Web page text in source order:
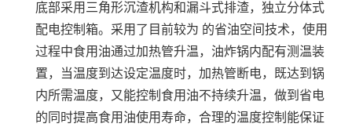
底部采用三角形沉渣机构和漏斗式排渣，独立分体式
配电控制箱。采用了目前较为 的省油空间技术，使用
过程中食用油通过加热管升温，油炸锅内配有测温装
置，当温度到达设定温度时，加热管断电，既达到锅
内所需温度，又能控制食用油不持续升温，做到省电
的同时提高食用油使用寿命，合理的温度控制能保证